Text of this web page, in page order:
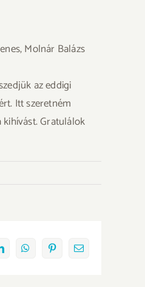
Molnár Balázs
az eddigi
Itt szeretném
Gratulálok
WhatsAppPinterestEmail: